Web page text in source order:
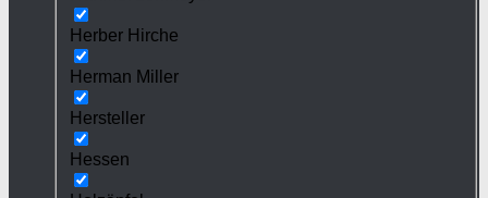
Herber Hirche
Herman Miller
Hersteller
Hessen